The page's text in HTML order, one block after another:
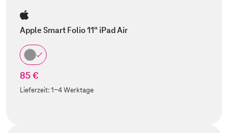
Apple Smart Folio 11" iPad Air
85 €
Lieferzeit:1-4 Werktage